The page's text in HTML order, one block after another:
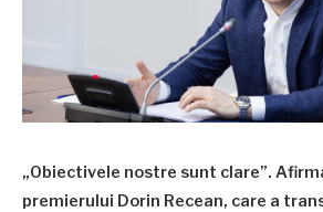
„Obiectivele nostre sunt clare”.
premierului Dorin Recean, care a